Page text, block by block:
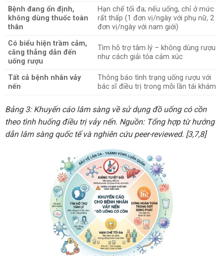
Bệnh đang ổn định,
không dùng thuốc toàn
thân
Hạn chế tối đa; nếu uống, chỉ ở mức
rất thấp (1 đơn vị/ngày với phụ nữ, 2
đơn vị/ngày với nam giới)
Có biểu hiện trầm cảm,
căng thẳng dẫn đến
uống rượu
Tìm hỗ trợ tâm lý – không dùng rượu
như cách giải tỏa cảm xúc
Tất cả bệnh nhân vảy
nến
Thông báo tình trạng uống rượu với
bác sĩ điều trị trong mỗi lần tái khám
Bảng 3: Khuyến cáo lâm sàng về sử dụng đồ uống có cồn
theo tình huống điều trị vảy nến. Nguồn: Tổng hợp từ hướng
dẫn lâm sàng quốc tế và nghiên cứu peer-reviewed. [3,7,8]